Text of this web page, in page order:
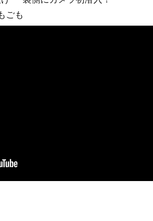
ごも